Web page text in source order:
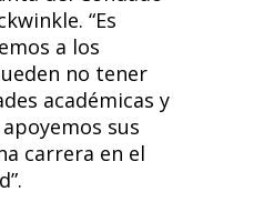
“Es
a los
no tener
académicas y
sus
carrera en el